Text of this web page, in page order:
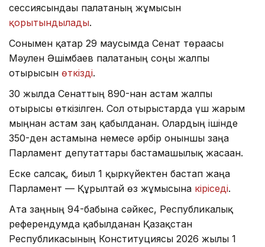
сессиясындағы палатаның жұмысын
қорытындылады.
Сонымен қатар 29 маусымда Сенат төрағасы
Мәулен Әшімбаев палатаның соңғы жалпы
отырысын өткізді.
30 жылда Сенаттың 890-нан астам жалпы
отырысы өткізілген. Сол отырыстарда үш жарым
мыңнан астам заң қабылданған. Олардың ішінде
350-ден астамына немесе әрбір оныншы заңға
Парламент депутаттары бастамашылық жасаған.
Еске салсақ, биыл 1 қыркүйектен бастап жаңа
Парламент — Құрылтай өз жұмысына кіріседі.
Ата заңның 94-бабына сәйкес, Республикалық
референдумда қабылданған Қазақстан
Республикасының Конституциясы 2026 жылғы 1